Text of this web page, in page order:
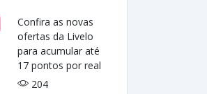
Confira as novas
ofertas da Livelo
para acumular até
17 pontos por real
204